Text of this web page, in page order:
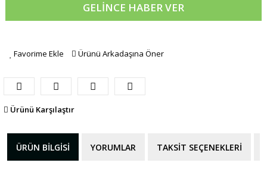
GELİNCE HABER VER
Favorime Ekle Ürünü Arkadaşına Öner
Ürünü Karşılaştır
ÜRÜN BILGISI YORUMLAR TAKSIT SEÇENEKLERI